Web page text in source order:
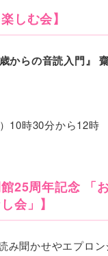
しむ会】
からの音読入門』
10時30分から12時
館25周年記念 「
会」】
み聞かせやエプロ